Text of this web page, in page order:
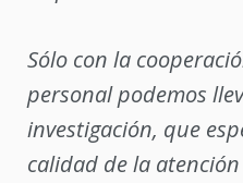
Sólo con la
personal podemos
investigación, que
calidad de la